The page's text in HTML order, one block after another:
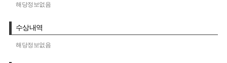
해당정보없음
수상내역
해당정보없음